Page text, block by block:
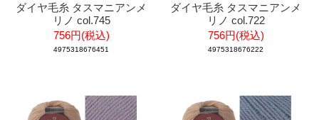
ダイヤ毛糸 タスマニアンメ
リノ col.745
756円(税込)
4975318676451
ダイヤ毛糸 タスマニアンメ
リノ col.722
756円(税込)
4975318676222